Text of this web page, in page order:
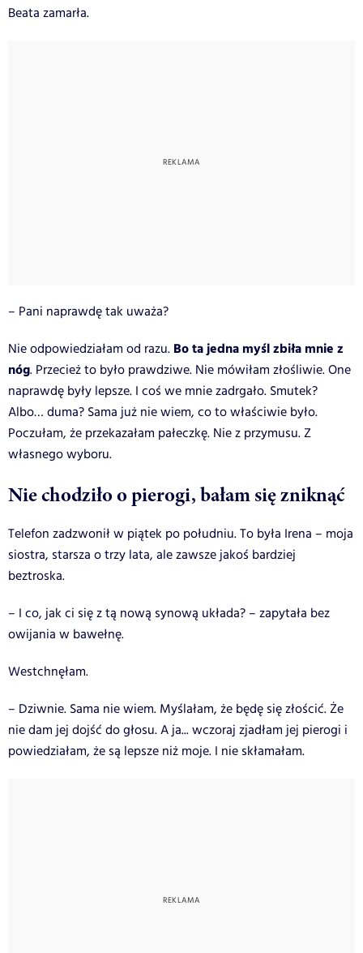
Beata zamarła.
– Pani naprawdę tak uważa?
Nie odpowiedziałam od razu. Bo ta jedna myśl zbiła mnie z
nóg. Przecież to było prawdziwe. Nie mówiłam złośliwie. One
naprawdę były lepsze. I coś we mnie zadrgało. Smutek?
Albo… duma? Sama już nie wiem, co to właściwie było.
Poczułam, że przekazałam pałeczkę. Nie z przymusu. Z
własnego wyboru.
Nie chodziło o pierogi, bałam się zniknąć
Telefon zadzwonił w piątek po południu. To była Irena – moja
siostra, starsza o trzy lata, ale zawsze jakoś bardziej
beztroska.
– I co, jak ci się z tą nową synową układa? – zapytała bez
owijania w bawełnę.
Westchnęłam.
– Dziwnie. Sama nie wiem. Myślałam, że będę się złościć. Że
nie dam jej dojść do głosu. A ja... wczoraj zjadłam jej pierogi i
powiedziałam, że są lepsze niż moje. I nie skłamałam.